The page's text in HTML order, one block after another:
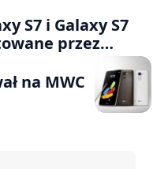
S7 i Galaxy S7
przez
na MWC